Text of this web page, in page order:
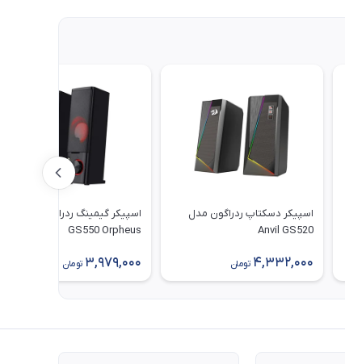
اسپیکر دسکتاپ ردراگون مدل
Anvil GS520
4,332,000 تومان
اسپیکر گیمینگ ردراگون مدل
GS550 Orpheus
3,979,000 تومان